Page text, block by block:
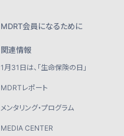
MDRT会員になるために
関連情報
1月31日は、「生命保険の日」
MDRTレポート
メンタリング・プログラム
MEDIA CENTER